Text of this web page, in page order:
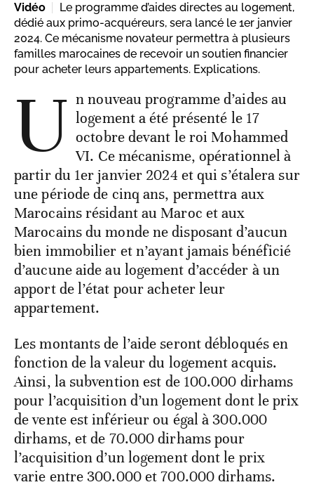
Vidéo
Le programme d’aides directes au logement,
dédié aux primo-acquéreurs, sera lancé le 1er janvier
2024. Ce mécanisme novateur permettra à plusieurs
familles marocaines de recevoir un soutien financier
pour acheter leurs appartements. Explications.
U n nouveau programme d’aides au
logement a été présenté le 17
octobre devant le roi Mohammed
VI. Ce mécanisme, opérationnel à
partir du 1er janvier 2024 et qui s’étalera sur
une période de cinq ans, permettra aux
Marocains résidant au Maroc et aux
Marocains du monde ne disposant d’aucun
bien immobilier et n’ayant jamais bénéficié
d’aucune aide au logement d’accéder à un
apport de l’état pour acheter leur
appartement.
Les montants de l’aide seront débloqués en
fonction de la valeur du logement acquis.
Ainsi, la subvention est de 100.000 dirhams
pour l’acquisition d’un logement dont le prix
de vente est inférieur ou égal à 300.000
dirhams, et de 70.000 dirhams pour
l’acquisition d’un logement dont le prix
varie entre 300.000 et 700.000 dirhams.